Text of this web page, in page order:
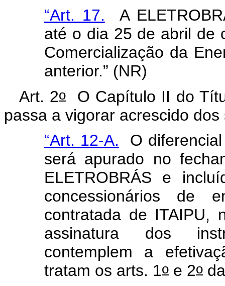
“Art. 17. A
até o dia 25 de abril de
Comercialização da
anterior.” (NR)
Art. 2oO Capítulo II do
passa a vigorar acrescido
“Art. 12-A. O
será apurado no
ELETROBRÁS e
concessionários de
contratada de ITAIPU,
assinatura dos
contemplem a
tratam os arts. 1o e 2o